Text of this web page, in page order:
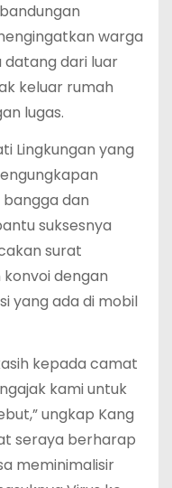
warga
dari luar
keluar rumah
lugas.
Lingkungan yang
dan
suksesnya
surat
dengan
yang ada di mobil
kepada camat
kami untuk
ungkap Kang
seraya berharap
meminimalisir